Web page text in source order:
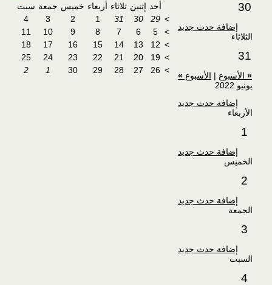
30
إضافة حدث جديد
الثلاثاء
31
« الأسبوع | الأسبوع »
يونيو 2022
إضافة حدث جديد
الأربعاء
1
إضافة حدث جديد
الخميس
2
إضافة حدث جديد
الجمعة
3
إضافة حدث جديد
السبت
4
أحد إثنين ثلاثاء أربعاء خميس جمعة سبت
>
29
30
31
1
2
3
4
>
5
6
7
8
9
10
11
>
12
13
14
15
16
17
18
>
19
20
21
22
23
24
25
>
26
27
28
29
30
1
2